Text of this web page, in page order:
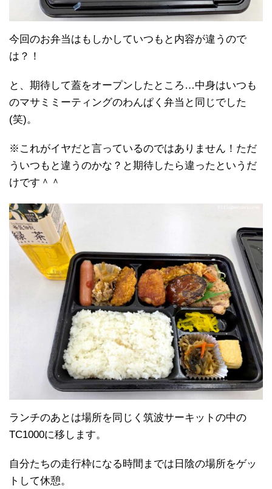
今回のお弁当はもしかしていつもと内容が違うので
は？！
と、期待して蓋をオープンしたところ…中身はいつも
のマサミミーティングのわんぱく弁当と同じでした
(笑)。
※これがイヤだと言っているのではありません！ただ
ういつもと違うのかな？と期待したら違ったというだ
けです＾＾
ランチのあとは場所を同じく筑波サーキットの中の
TC1000に移します。
自分たちの走行枠になる時間までは日陰の場所をゲッ
トして休憩。